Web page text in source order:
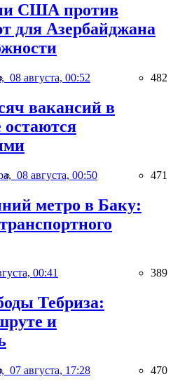
США против
для Азербайджана
08 августа, 00:52 482
вакансий в
остаются
08 августа, 00:50 471
метро в Баку:
00:41 389
Тебриза:
и
07 августа, 17:28 470